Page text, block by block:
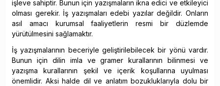
işleve sahiptir. Bunun için yazışmaların ikna edici ve etkileyici
olması gerekir. İş yazışmaları edebi yazılar değildir. Onların
asıl amacı kurumsal faaliyetlerin resmi bir düzlemde
yürütülmesini sağlamaktır.
İş yazışmalarının beceriyle geliştirilebilecek bir yönü vardır.
Bunun için dilin imla ve gramer kurallarının bilinmesi ve
yazışma kurallarının şekil ve içerik koşullarına uyulması
önemlidir. Aksi halde dil ve anlatım bozukluklarıyla dolu bir